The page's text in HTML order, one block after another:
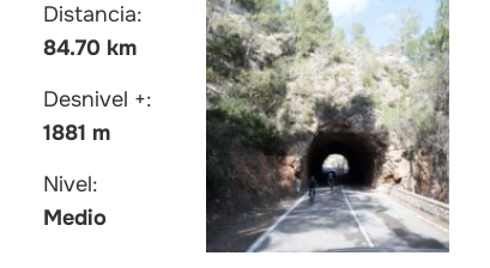
Distancia:
84.70 km
Desnivel +:
1881 m
Nivel:
Medio